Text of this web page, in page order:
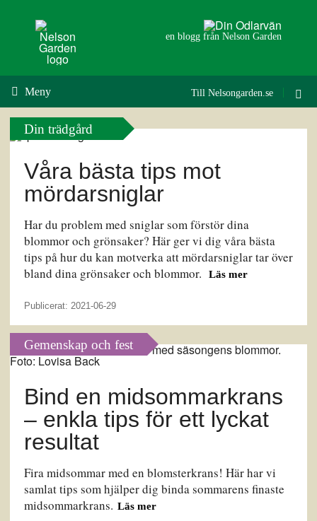
en blogg från Nelson Garden
Meny Till Nelsongarden.se
Din trädgård
Våra bästa tips mot
mördarsniglar
Har du problem med sniglar som förstör dina
blommor och grönsaker? Här ger vi dig våra bästa
tips på hur du kan motverka att mördarsniglar tar över
bland dina grönsaker och blommor.
Läs mer
Publicerat: 2021-06-29
Gemenskap och fest
Bind en midsommarkrans
– enkla tips för ett lyckat
resultat
Fira midsommar med en blomsterkrans! Här har vi
samlat tips som hjälper dig binda sommarens finaste
midsommarkrans. Läs mer